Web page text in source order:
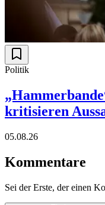
Politik
kritisieren
05.08.26
Kommentare
Sei der Erste, der einen